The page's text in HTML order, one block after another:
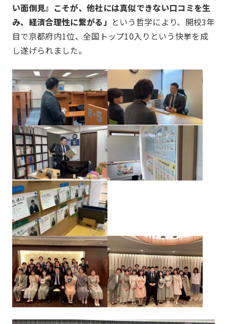
一覧を見る
部会報告
コミュニティシェア委員会
総務委員会
コネクト委員会
HAPPY BURGER
アグリベンチャー
JOC LAB
JOC ビジネススクール
KYO＋
Hatch & Evolve（ハチエ
ボ）
ピックアップ
部会 Section
一覧を見る
本店部会
河原町部会
洛北部会
い面倒見』こそが、他社には真似できない口コミを生
み、経済合理性に繋がる」 という哲学により、開校3年
目で京都府内1位、全国トップ10入りという快挙を成
し遂げられました。